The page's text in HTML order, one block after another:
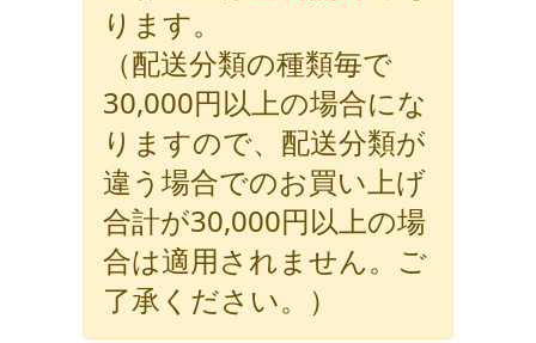
ります。
（配送分類の種類毎で
30,000円以上の場合にな
りますので、配送分類が
違う場合でのお買い上げ
合計が30,000円以上の場
合は適用されません。ご
了承ください。）